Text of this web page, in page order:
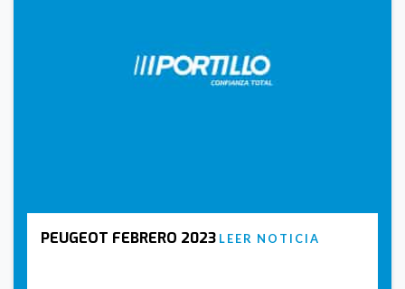
PEUGEOT FEBRERO 2023 LEER NOTICIA